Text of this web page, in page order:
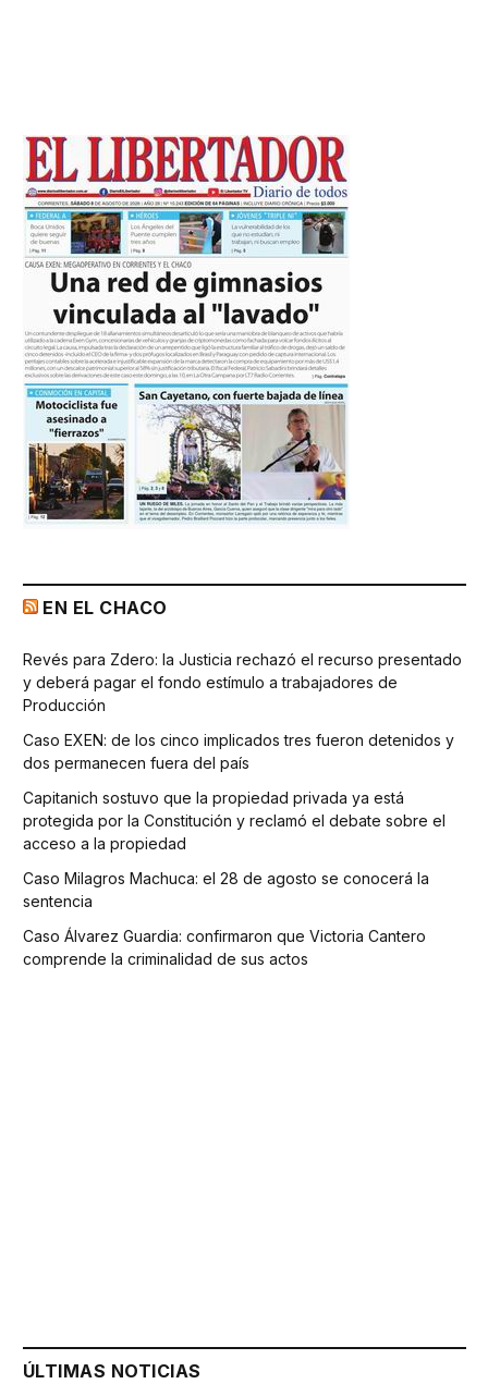
EN EL CHACO
Revés para Zdero: la Justicia rechazó el recurso presentado
y deberá pagar el fondo estímulo a trabajadores de
Producción
Caso EXEN: de los cinco implicados tres fueron detenidos y
dos permanecen fuera del país
Capitanich sostuvo que la propiedad privada ya está
protegida por la Constitución y reclamó el debate sobre el
acceso a la propiedad
Caso Milagros Machuca: el 28 de agosto se conocerá la
sentencia
Caso Álvarez Guardia: confirmaron que Victoria Cantero
comprende la criminalidad de sus actos
ÚLTIMAS NOTICIAS